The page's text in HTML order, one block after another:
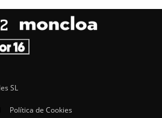
SL
Política de Cookies